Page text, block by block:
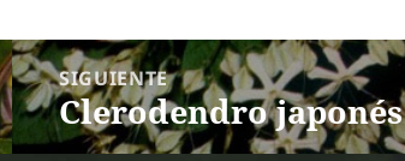
SIGUIENTE
Entrada siguiente:
Clerodendro japonés